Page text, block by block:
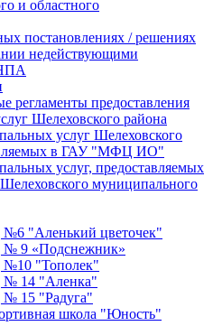
и областного
постановлениях / решениях
недействующими
регламенты предоставления
Шелеховского района
услуг Шелеховского
в ГАУ "МФЦ ИО"
услуг, предоставляемых
муниципального
№6 "Аленький цветочек"
№ 9 «Подснежник»
№10 "Тополек"
№ 14 "Аленка"
№ 15 "Радуга"
школа "Юность"